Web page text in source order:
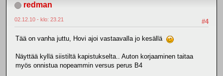
redman
#4
02.12.10 - klo: 23.21
Tää on vanha juttu, Hovi ajoi vastaavalla jo kesällä
Näyttää kyllä siistiltä kapistukselta.. Auton korjaaminen taitaa
myös onnistua nopeammin versus perus B4